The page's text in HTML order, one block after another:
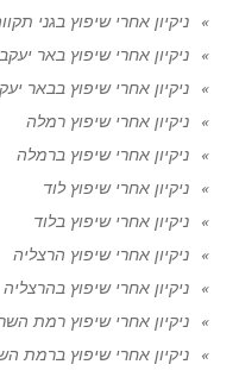
ניקיון אחרי שיפוץ בגני
ניקיון אחרי שיפוץ באר יעקב
ניקיון אחרי שיפוץ בבאר
ניקיון אחרי שיפוץ רמלה
ניקיון אחרי שיפוץ ברמלה
ניקיון אחרי שיפוץ לוד
ניקיון אחרי שיפוץ בלוד
ניקיון אחרי שיפוץ הרצליה
ניקיון אחרי שיפוץ בהרצליה
ניקיון אחרי שיפוץ רמת
ניקיון אחרי שיפוץ ברמת